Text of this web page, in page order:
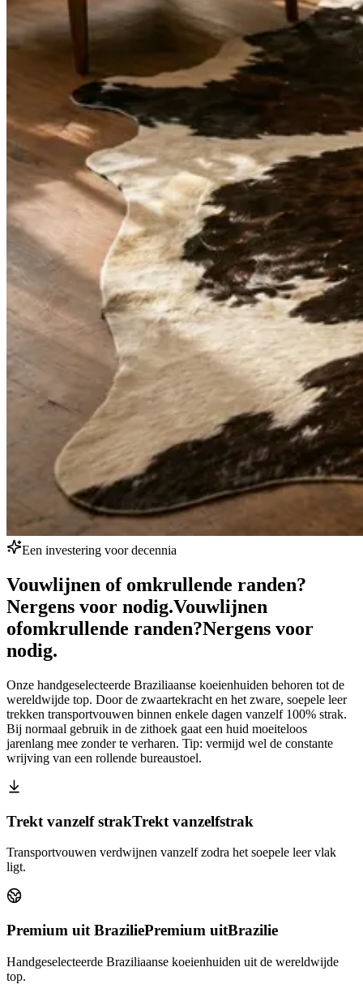
Een investering voor decennia
Vouwlijnen of omkrullende randen?
Nergens voor nodig.Vouwlijnen
ofomkrullende randen?Nergens voor
nodig.
Onze handgeselecteerde Braziliaanse koeienhuiden behoren tot de
wereldwijde top. Door de zwaartekracht en het zware, soepele leer
trekken transportvouwen binnen enkele dagen vanzelf 100% strak.
Bij normaal gebruik in de zithoek gaat een huid moeiteloos
jarenlang mee zonder te verharen. Tip: vermijd wel de constante
wrijving van een rollende bureaustoel.
Trekt vanzelf strakTrekt vanzelfstrak
Transportvouwen verdwijnen vanzelf zodra het soepele leer vlak
ligt.
Premium uit BraziliePremium uitBrazilie
Handgeselecteerde Braziliaanse koeienhuiden uit de wereldwijde
top.